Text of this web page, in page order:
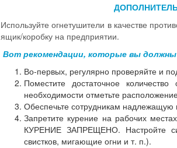
Используйте огнетушители в качестве
ящик/коробку на предприятии.
Вот рекомендации, которые вы
Во-первых, регулярно проверяйте и
Поместите достаточное
необходимости отметьте
Обеспечьте сотрудникам надлежащую
Запретите курение на рабочих
КУРЕНИЕ ЗАПРЕЩЕНО. Настройте
свистков, мигающие огни и т. п.).